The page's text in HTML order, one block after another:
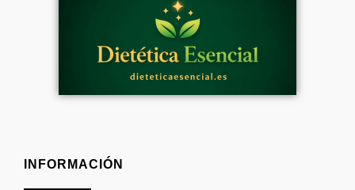
INFORMACIÓN